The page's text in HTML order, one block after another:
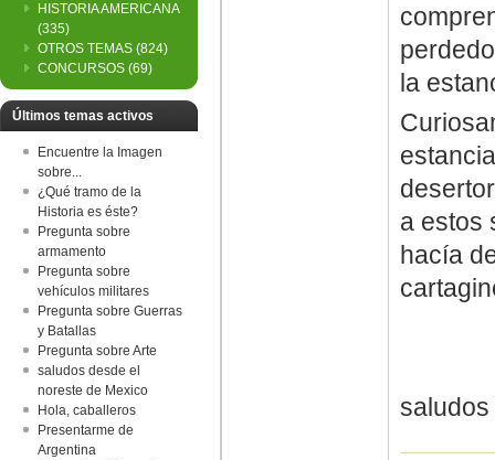
HISTORIA AMERICANA
(335)
OTROS TEMAS (824)
CONCURSOS (69)
Últimos temas activos
Encuentre la Imagen
sobre...
¿Qué tramo de la
Historia es éste?
Pregunta sobre
armamento
Pregunta sobre
vehículos militares
Pregunta sobre Guerras
y Batallas
Pregunta sobre Arte
saludos desde el
noreste de Mexico
Hola, caballeros
Presentarme de
Argentina
la
a estos
hacía
saludos